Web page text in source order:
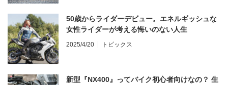
50歳からライダーデビュー。エネルギッシュな
女性ライダーが考える悔いのない人生
2025/4/20 トピックス
新型『NX400』ってバイク初心者向けなの？ 生